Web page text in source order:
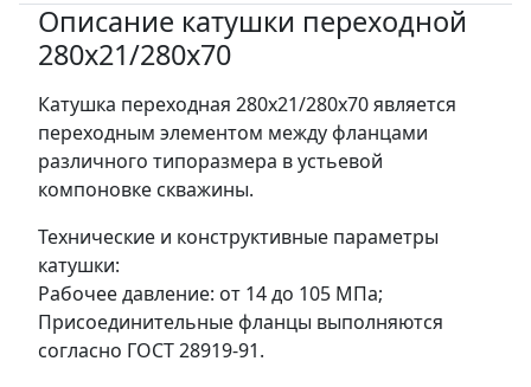
Описание катушки переходной
280х21/280х70
Катушка переходная 280х21/280х70 является
переходным элементом между фланцами
различного типоразмера в устьевой
компоновке скважины.
Технические и конструктивные параметры
катушки:
Рабочее давление: от 14 до 105 МПа;
Присоединительные фланцы выполняются
согласно ГОСТ 28919-91.